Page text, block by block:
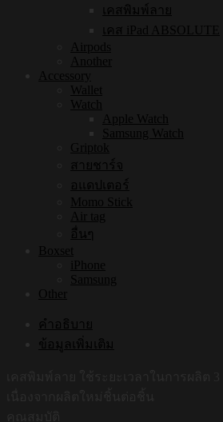
เคสพิมพ์ลาย
เคส iPad ABSOLUTE
Airpods
Another
Accessory
Wallet
Watch
Apple Watch
Samsung Watch
Griptok
สายชาร์จ
อแดปเตอร์
Momo Stick
Air tag
อื่นๆ
Boxset
iPhone
Samsung
Other
คำอธิบาย
ข้อมูลเพิ่มเติม